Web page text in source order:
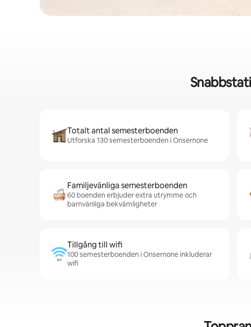
Totalt antal semesterboenden
Utforska 130 semesterboenden i Onsernone
Familjevänliga semesterboenden
60 boenden erbjuder extra utrymme och
barnvänliga bekvämligheter
Tillgång till wifi
100 semesterboenden i Onsernone inkluderar
wifi